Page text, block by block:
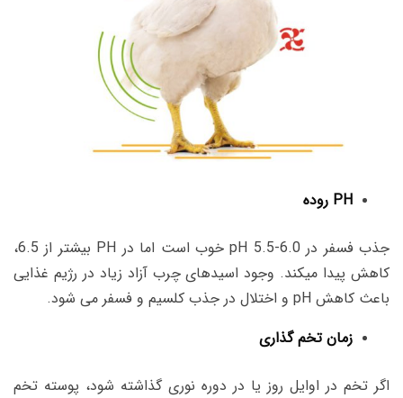
PH روده
جذب فسفر در pH 5.5-6.0 خوب است اما در PH بیشتر از 6.5،
کاهش پیدا میکند. وجود اسیدهای چرب آزاد زیاد در رژیم غذایی
باعث کاهش pH و اختلال در جذب کلسیم و فسفر می شود.
زمان تخم گذاری
اگر تخم در اوایل روز یا در دوره نوری گذاشته شود، پوسته تخم